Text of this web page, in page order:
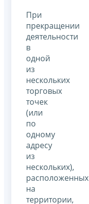
При
прекращении
деятельности
в
одной
из
нескольких
торговых
точек
(или
по
одному
адресу
из
нескольких),
расположенных
на
территории,